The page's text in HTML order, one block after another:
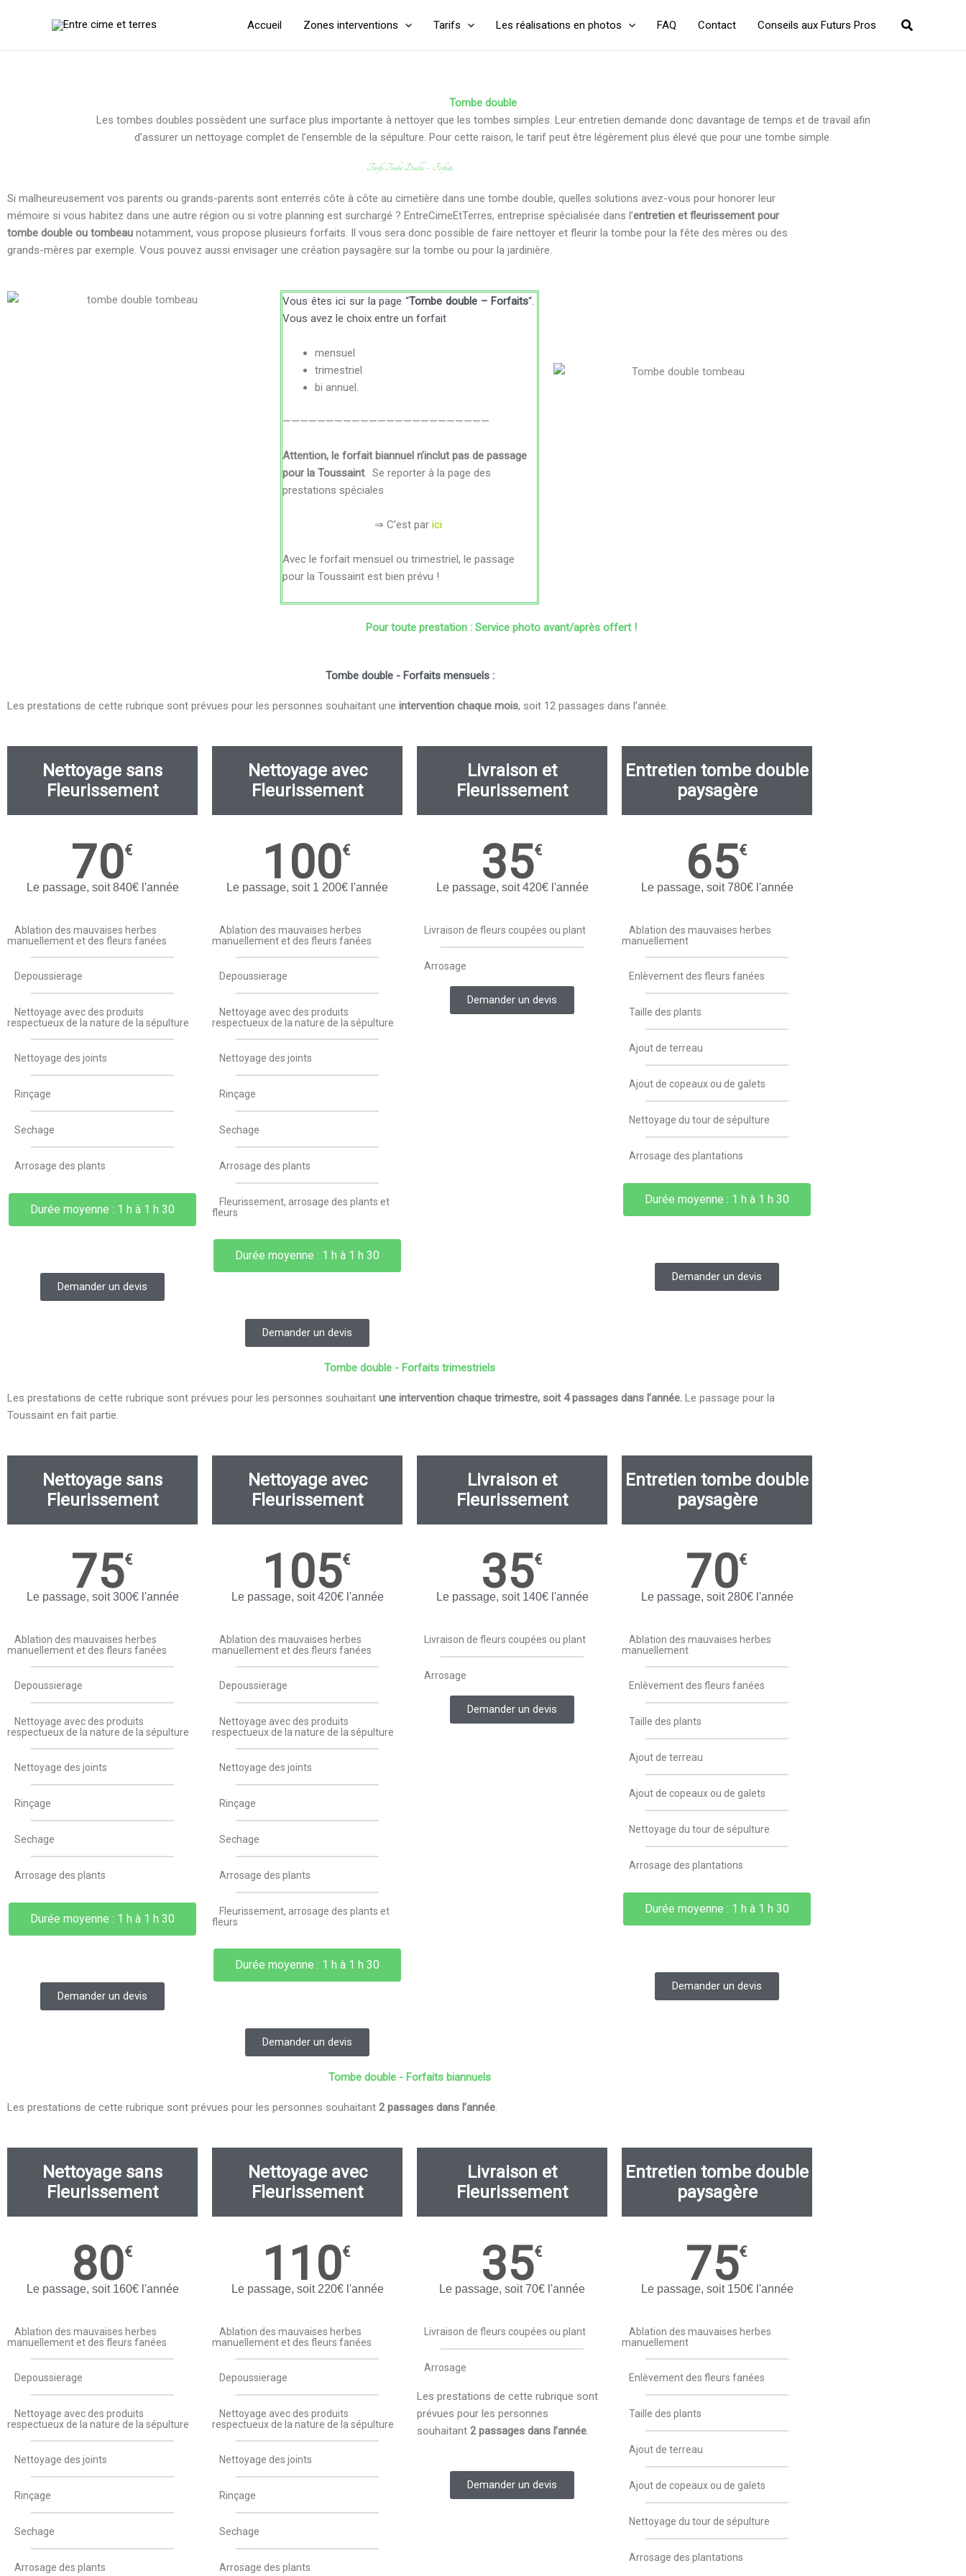
Accueil Zones interventions Tarifs Les réalisations en photos FAQ Contact Conseils aux Futurs Pros
Tombe double
Les tombes doubles possèdent une surface plus importante à nettoyer que les tombes simples. Leur entretien demande donc davantage de temps et de travail afin
d’assurer un nettoyage complet de l’ensemble de la sépulture. Pour cette raison, le tarif peut être légèrement plus élevé que pour une tombe simple.
Tarifs Tombe Double – Forfaits
Si malheureusement vos parents ou grands-parents sont enterrés côte à côte au cimetière dans une tombe double, quelles solutions avez-vous pour honorer leur
mémoire si vous habitez dans une autre région ou si votre planning est surchargé ? EntreCimeEtTerres, entreprise spécialisée dans l’entretien et fleurissement pour
tombe double ou tombeau notamment, vous propose plusieurs forfaits. Il vous sera donc possible de faire nettoyer et fleurir la tombe pour la fête des mères ou des
grands-mères par exemple. Vous pouvez aussi envisager une création paysagère sur la tombe ou pour la jardinière.
Vous êtes ici sur la page “Tombe double – Forfaits“.
Vous avez le choix entre un forfait
mensuel
trimestriel
bi annuel.
————————————————————————
Attention, le forfait biannuel n’inclut pas de passage
pour la Toussaint. Se reporter à la page des
prestations spéciales
⇒ C’est par ici
Avec le forfait mensuel ou trimestriel, le passage
pour la Toussaint est bien prévu !
Pour toute prestation : Service photo avant/après offert !
Tombe double - Forfaits mensuels :
Les prestations de cette rubrique sont prévues pour les personnes souhaitant une intervention chaque mois, soit 12 passages dans l’année.
Nettoyage sans
Fleurissement
70€
Le passage, soit 840€ l'année
Ablation des mauvaises herbes
manuellement et des fleurs fanées
Depoussierage
Nettoyage avec des produits
respectueux de la nature de la sépulture
Nettoyage des joints
Rinçage
Sechage
Arrosage des plants
Durée moyenne : 1 h à 1 h 30
Demander un devis
Nettoyage avec
Fleurissement
100€
Le passage, soit 1 200€ l'année
Ablation des mauvaises herbes
manuellement et des fleurs fanées
Depoussierage
Nettoyage avec des produits
respectueux de la nature de la sépulture
Nettoyage des joints
Rinçage
Sechage
Arrosage des plants
Fleurissement, arrosage des plants et
fleurs
Durée moyenne : 1 h à 1 h 30
Demander un devis
Livraison et
Fleurissement
35€
Le passage, soit 420€ l'année
Livraison de fleurs coupées ou plant
Arrosage
Demander un devis
Entretien tombe double
paysagère
65€
Le passage, soit 780€ l'année
Ablation des mauvaises herbes
manuellement
Enlèvement des fleurs fanées
Taille des plants
Ajout de terreau
Ajout de copeaux ou de galets
Nettoyage du tour de sépulture
Arrosage des plantations
Durée moyenne : 1 h à 1 h 30
Demander un devis
Tombe double - Forfaits trimestriels
Les prestations de cette rubrique sont prévues pour les personnes souhaitant une intervention chaque trimestre, soit 4 passages dans l’année. Le passage pour la
Toussaint en fait partie.
Nettoyage sans
Fleurissement
75€
Le passage, soit 300€ l'année
Ablation des mauvaises herbes
manuellement et des fleurs fanées
Depoussierage
Nettoyage avec des produits
respectueux de la nature de la sépulture
Nettoyage des joints
Rinçage
Sechage
Arrosage des plants
Durée moyenne : 1 h à 1 h 30
Demander un devis
Nettoyage avec
Fleurissement
105€
Le passage, soit 420€ l'année
Ablation des mauvaises herbes
manuellement et des fleurs fanées
Depoussierage
Nettoyage avec des produits
respectueux de la nature de la sépulture
Nettoyage des joints
Rinçage
Sechage
Arrosage des plants
Fleurissement, arrosage des plants et
fleurs
Durée moyenne : 1 h à 1 h 30
Demander un devis
Livraison et
Fleurissement
35€
Le passage, soit 140€ l'année
Livraison de fleurs coupées ou plant
Arrosage
Demander un devis
Entretien tombe double
paysagère
70€
Le passage, soit 280€ l'année
Ablation des mauvaises herbes
manuellement
Enlèvement des fleurs fanées
Taille des plants
Ajout de terreau
Ajout de copeaux ou de galets
Nettoyage du tour de sépulture
Arrosage des plantations
Durée moyenne : 1 h à 1 h 30
Demander un devis
Tombe double - Forfaits biannuels
Les prestations de cette rubrique sont prévues pour les personnes souhaitant 2 passages dans l’année
Nettoyage sans
Fleurissement
80€
Le passage, soit 160€ l'année
Ablation des mauvaises herbes
manuellement et des fleurs fanées
Depoussierage
Nettoyage avec des produits
respectueux de la nature de la sépulture
Nettoyage des joints
Rinçage
Sechage
Arrosage des plants
Nettoyage avec
Fleurissement
110€
Le passage, soit 220€ l'année
Ablation des mauvaises herbes
manuellement et des fleurs fanées
Depoussierage
Nettoyage avec des produits
respectueux de la nature de la sépulture
Nettoyage des joints
Rinçage
Sechage
Arrosage des plants
Livraison et
Fleurissement
35€
Le passage, soit 70€ l'année
Livraison de fleurs coupées ou plant
Arrosage
Les prestations de cette rubrique sont
prévues pour les personnes
souhaitant 2 passages dans l’année
Demander un devis
Entretien tombe double
paysagère
75€
Le passage, soit 150€ l'année
Ablation des mauvaises herbes
manuellement
Enlèvement des fleurs fanées
Taille des plants
Ajout de terreau
Ajout de copeaux ou de galets
Nettoyage du tour de sépulture
Arrosage des plantations